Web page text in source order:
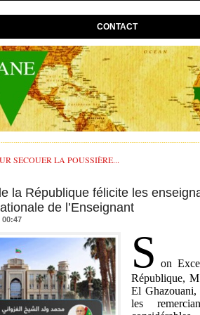
CONTACT
SECOUER LA POUSSIÈRE...
la République félicite les
de l’Enseignant
00:47
S
on
République,
El Ghazouani,
les